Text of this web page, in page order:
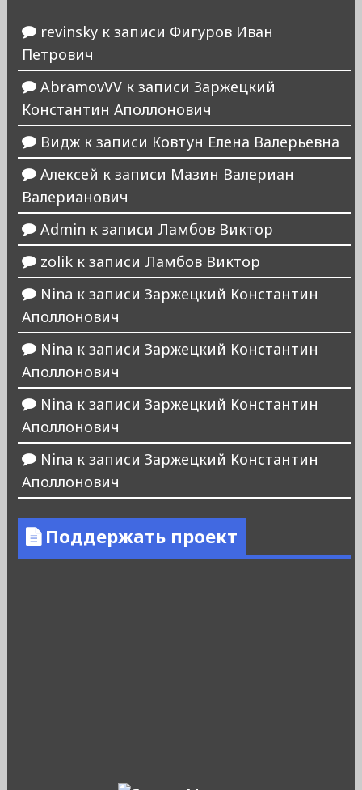
revinskyк записи Фигуров Иван
Петрович
AbramovVVк записи Заржецкий
Константин Аполлонович
Виджк записи Ковтун Елена Валерьевна
Алексей к записи Мазин Валериан
Валерианович
Admin к записи Ламбов Виктор
zolikк записи Ламбов Виктор
Nina к записи Заржецкий Константин
Аполлонович
Nina к записи Заржецкий Константин
Аполлонович
Nina к записи Заржецкий Константин
Аполлонович
Nina к записи Заржецкий Константин
Аполлонович
Поддержать проект